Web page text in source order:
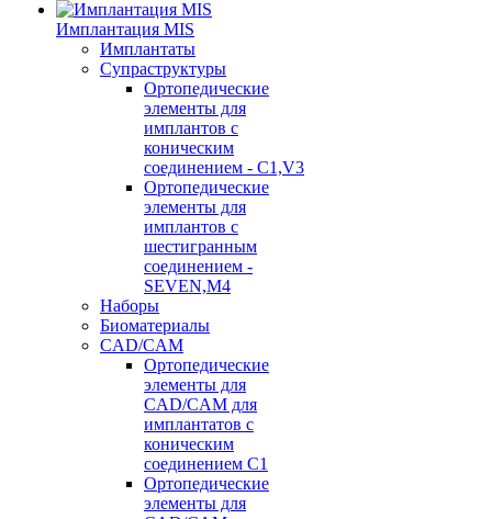
Имплантация MIS
Имплантаты
Супраструктуры
Ортопедические
элементы для
имплантов с
коническим
соединением - C1,V3
Ортопедические
элементы для
имплантов с
шестигранным
соединением -
SEVEN,M4
Наборы
Биоматериалы
CAD/CAM
Ортопедические
элементы для
CAD/CAM для
имплантатов с
коническим
соединением С1
Ортопедические
элементы для